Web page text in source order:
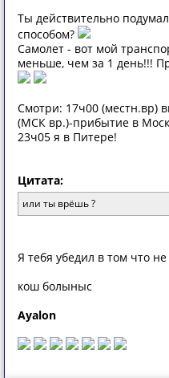
Ты действительно
способом?
Самолет - вот мой
меньше, чем за 1 день!!!
Смотри: 17ч00 (местн.вр)
(МСК вр.)-прибытие в
23ч05 я в Питере!
Цитата:
или ты врёшь ?
Я тебя убедил в том что не
кош болыныс
Ayalon